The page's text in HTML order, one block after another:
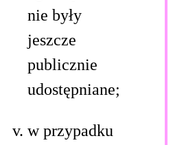
nie były
jeszcze
publicznie
udostępniane;
w przypadku